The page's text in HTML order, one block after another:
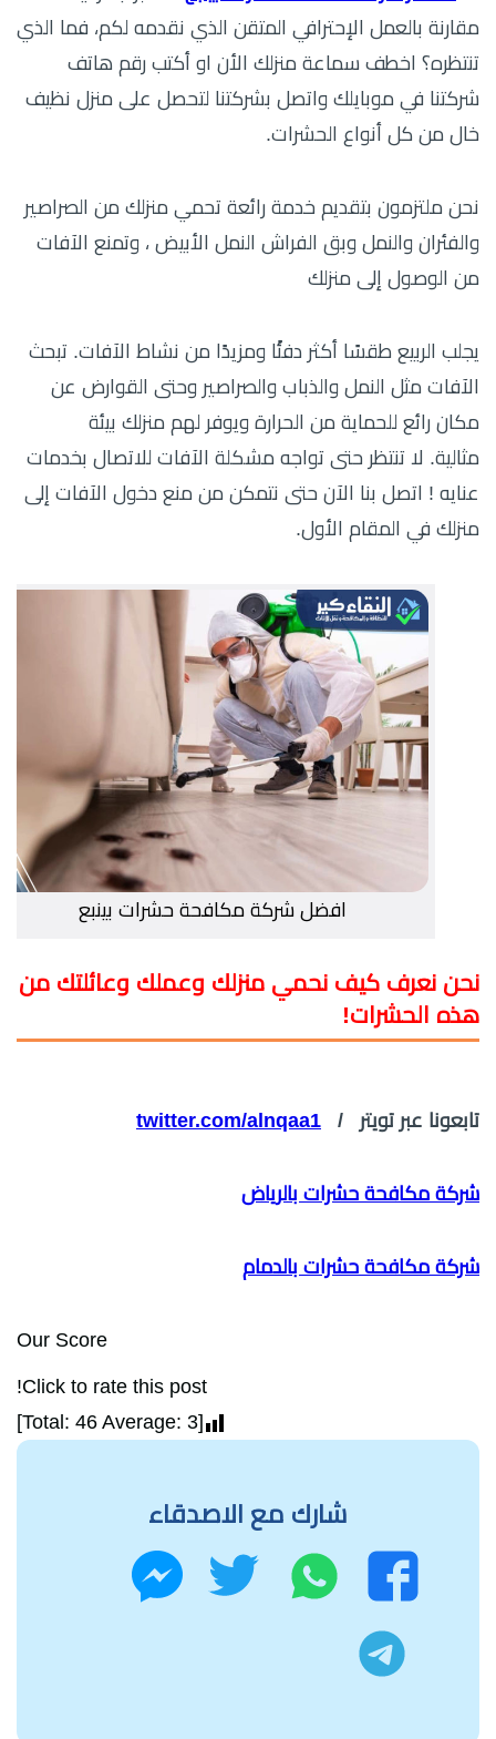
مقارنة بالعمل الإحترافي المتقن الذي نقدمه لكم، فما الذي
تنتظره؟ اخطف سماعة منزلك الأن او أكتب رقم هاتف
شركتنا في موبايلك واتصل بشركتنا لتحصل على منزل نظيف
خال من كل أنواع الحشرات.
نحن ملتزمون بتقديم خدمة رائعة تحمي منزلك من الصراصير
والفئران والنمل وبق الفراش النمل الأبيض ، وتمنع الآفات
من الوصول إلى منزلك
يجلب الربيع طقسًا أكثر دفئًا ومزيدًا من نشاط الآفات. تبحث
الآفات مثل النمل والذباب والصراصير وحتى القوارض عن
مكان رائع للحماية من الحرارة ويوفر لهم منزلك بيئة
مثالية. لا تنتظر حتى تواجه مشكلة الآفات للاتصال بخدمات
عنايه ! اتصل بنا الآن حتى نتمكن من منع دخول الآفات إلى
منزلك في المقام الأول.
افضل شركة مكافحة حشرات بينبع
نحن نعرف كيف نحمي منزلك وعملك وعائلتك من
هذه الحشرات!
تابعونا عبر تويتر / twitter.com/alnqaa1
شركة مكافحة حشرات بالرياض
شركة مكافحة حشرات بالدمام
Our Score
Click to rate this post!
[Total:
46 Average: 3
]
شارك مع الاصدقاء
فيسبوك
واتساب تويتر